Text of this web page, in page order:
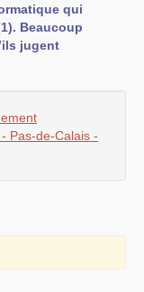
qui
Beaucoup
jugent
Pas-de-Calais -